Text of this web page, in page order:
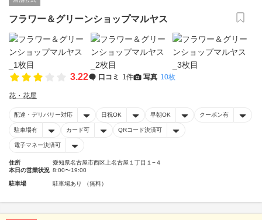
フラワー＆グリーンショップマルヤス
3.22 口コミ 1件 写真 10枚
花・花屋
配達・デリバリー対応 日祝OK 早朝OK クーポン有
駐車場有 カード可 QRコード決済可
電子マネー決済可
住所
愛知県名古屋市西区上名古屋１丁目１−４
本日の営業状況 8:00〜19:00
駐車場 駐車場あり （無料）